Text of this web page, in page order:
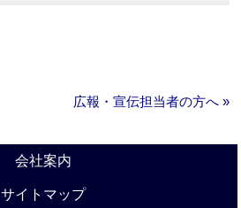
広報・宣伝担当者の方へ »
会社案内
サイトマップ